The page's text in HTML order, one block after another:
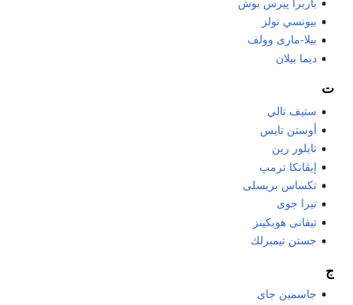
باربرا پيرس بوش
بيونسي نولز
بيلا-مارى وولف
ديما بيلان
ت
ستيف تالي
أوستن تايس
تايلور رين
إيڤانكا ترمپ
تكساس بريسلى
تيرا جوى
تيفانى هوبكينز
جستن تيمبرلك
ج
جاسمين جاى